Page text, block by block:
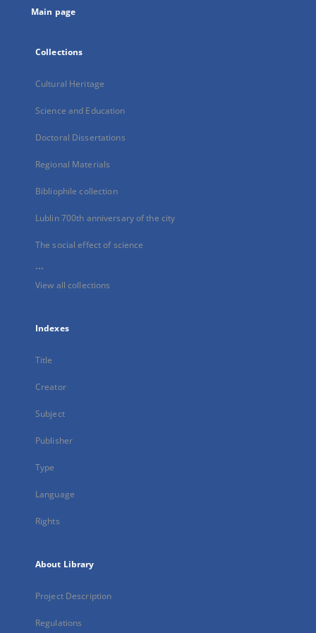
Main page
Collections
Cultural Heritage
Science and Education
Doctoral Dissertations
Regional Materials
Bibliophile collection
Lublin 700th anniversary of the city
The social effect of science
...
View all collections
Indexes
Title
Creator
Subject
Publisher
Type
Language
Rights
About Library
Project Description
Regulations